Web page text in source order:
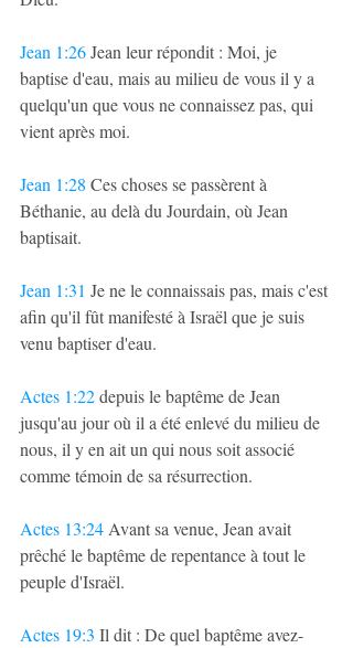
Jean 1:26 Jean leur répondit : Moi, je
baptise d'eau, mais au milieu de vous il y a
quelqu'un que vous ne connaissez pas, qui
vient après moi.
Jean 1:28 Ces choses se passèrent à
Béthanie, au delà du Jourdain, où Jean
baptisait.
Jean 1:31 Je ne le connaissais pas, mais c'est
afin qu'il fût manifesté à Israël que je suis
venu baptiser d'eau.
Actes 1:22 depuis le baptême de Jean
jusqu'au jour où il a été enlevé du milieu de
nous, il y en ait un qui nous soit associé
comme témoin de sa résurrection.
Actes 13:24 Avant sa venue, Jean avait
prêché le baptême de repentance à tout le
peuple d'Israël.
Actes 19:3 Il dit : De quel baptême avez-